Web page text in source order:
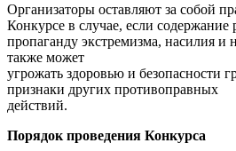
Организаторы оставляют за собой
Конкурсе в случае, если содержание
пропаганду экстремизма, насилия и
также может
угрожать здоровью и безопасности
признаки других противоправных
действий.
Порядок проведения Конкурса